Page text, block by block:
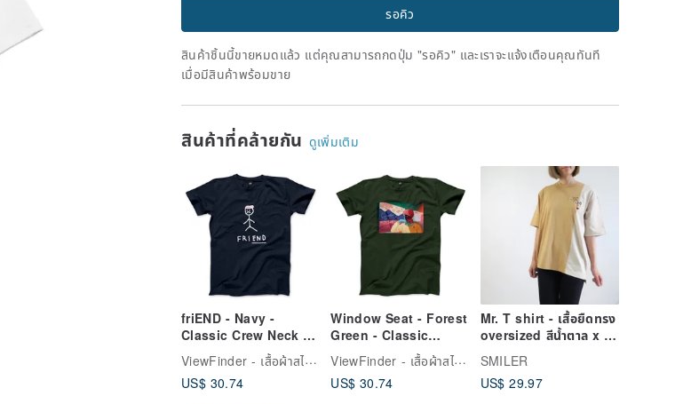
รอคิว
สินค้าชิ้นนี้ขายหมดแล้ว แต่คุณสามารถกดปุ่ม "รอคิว" และเราจะแจ้งเตือนคุณทันที
เมื่อมีสินค้าพร้อมขาย
สินค้าที่คล้ายกัน ดูเพิ่มเติม
friEND - Navy -
Classic Crew Neck T-
Shirt
ViewFinder - เสื้อผ้าสไตล์ยูนิเซ็กส์และงานภาพกราฟิกสุดครีเอทีฟ
US$ 30.74
Window Seat - Forest
Green - Classic
Crewneck T-Shirt
ViewFinder - เสื้อผ้าสไตล์ยูนิเซ็กส์และงานภาพกราฟิกสุดครีเอทีฟ
US$ 30.74
Mr. T shirt - เสื้อยืดทรง
oversized สีน้ำตาล x สี
เบจ
SMILER
US$ 29.97